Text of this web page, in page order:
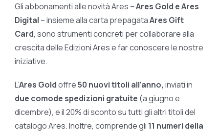
Gli abbonamenti alle novità Ares –Ares Gold e Ares
Digital – insieme alla carta prepagataAres Gift
Card, sono strumenti concreti per collaborare alla
crescita delle Edizioni Ares e far conoscere le nostre
iniziative.
L’Ares Goldoffre50 nuovi titoli all’anno, inviati in
due comode spedizioni gratuite (a giugno e
dicembre), e il 20% di sconto su tutti gli altri titoli del
catalogo Ares. Inoltre, comprende gli 11 numeri della